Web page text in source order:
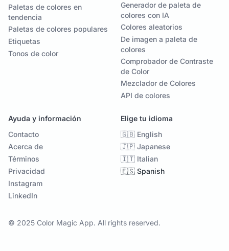
Paletas de colores en
tendencia
Paletas de colores populares
Etiquetas
Tonos de color
Generador de paleta de
colores con IA
Colores aleatorios
De imagen a paleta de
colores
Comprobador de Contraste
de Color
Mezclador de Colores
API de colores
Ayuda y información
Contacto
Acerca de
Términos
Privacidad
Instagram
LinkedIn
Elige tu idioma
🇬🇧 English
🇯🇵 Japanese
🇮🇹 Italian
🇪🇸 Spanish
© 2025 Color Magic App. All rights reserved.